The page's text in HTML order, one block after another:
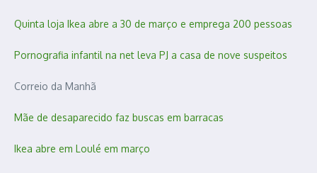
Quinta loja Ikea abre a 30 de março e emprega 200 pessoas
Pornografia infantil na net leva PJ a casa de nove suspeitos
Correio da Manhã
Mãe de desaparecido faz buscas em barracas
Ikea abre em Loulé em março